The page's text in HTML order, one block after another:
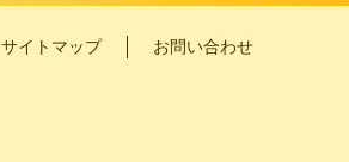
サイトマップ お問い合わせ